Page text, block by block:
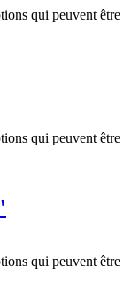
qui peuvent être
qui peuvent être
qui peuvent être